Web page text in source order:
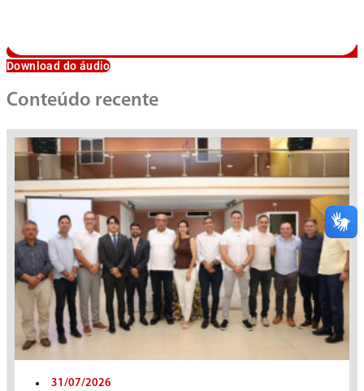
Download do áudio
Conteúdo recente
31/07/2026